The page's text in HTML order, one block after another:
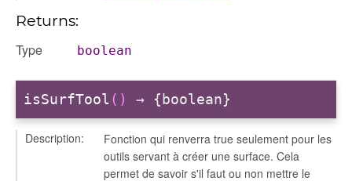
Returns:
Type boolean
isSurfTool () → {boolean}
Description:
Fonction qui renverra true seulement pour les
outils servant à créer une surface. Cela
permet de savoir s'il faut ou non mettre le